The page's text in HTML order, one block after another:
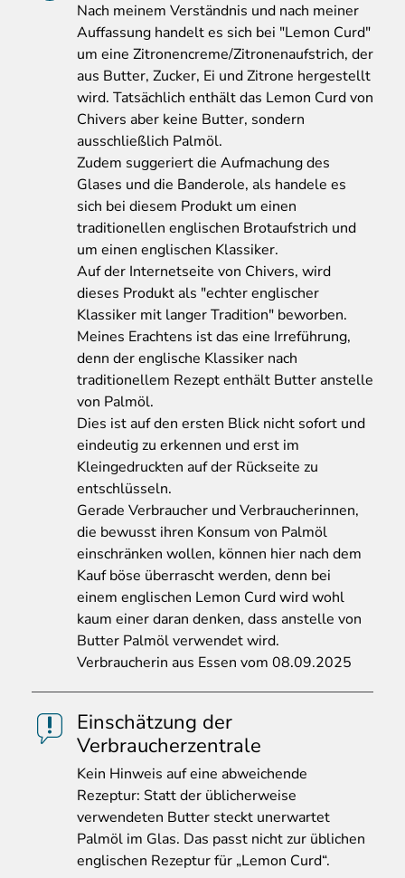
Nach meinem Verständnis und nach meiner
Auffassung handelt es sich bei "Lemon Curd"
um eine Zitronencreme/Zitronenaufstrich, der
aus Butter, Zucker, Ei und Zitrone hergestellt
wird. Tatsächlich enthält das Lemon Curd von
Chivers aber keine Butter, sondern
ausschließlich Palmöl.
Zudem suggeriert die Aufmachung des
Glases und die Banderole, als handele es
sich bei diesem Produkt um einen
traditionellen englischen Brotaufstrich und
um einen englischen Klassiker.
Auf der Internetseite von Chivers, wird
dieses Produkt als "echter englischer
Klassiker mit langer Tradition" beworben.
Meines Erachtens ist das eine Irreführung,
denn der englische Klassiker nach
traditionellem Rezept enthält Butter anstelle
von Palmöl.
Dies ist auf den ersten Blick nicht sofort und
eindeutig zu erkennen und erst im
Kleingedruckten auf der Rückseite zu
entschlüsseln.
Gerade Verbraucher und Verbraucherinnen,
die bewusst ihren Konsum von Palmöl
einschränken wollen, können hier nach dem
Kauf böse überrascht werden, denn bei
einem englischen Lemon Curd wird wohl
kaum einer daran denken, dass anstelle von
Butter Palmöl verwendet wird.
Verbraucherin aus Essen vom 08.09.2025
Einschätzung der
Verbraucherzentrale
Kein Hinweis auf eine abweichende
Rezeptur: Statt der üblicherweise
verwendeten Butter steckt unerwartet
Palmöl im Glas. Das passt nicht zur üblichen
englischen Rezeptur für „Lemon Curd“.